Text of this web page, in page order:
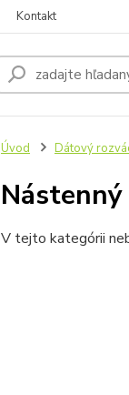
Kontakt
Úvod Dátový
V tejto kategórii